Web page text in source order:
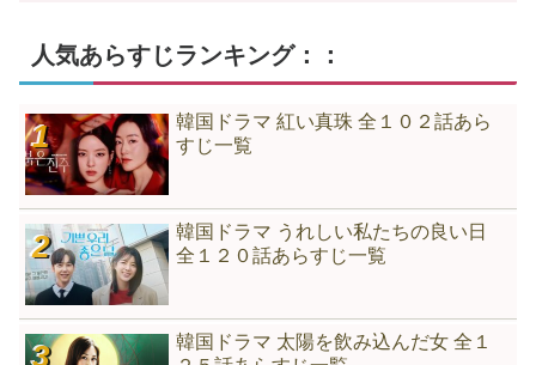
人気あらすじランキング：：
韓国ドラマ 紅い真珠 全１０２話あら
すじ一覧
韓国ドラマ うれしい私たちの良い日
全１２０話あらすじ一覧
韓国ドラマ 太陽を飲み込んだ女 全１